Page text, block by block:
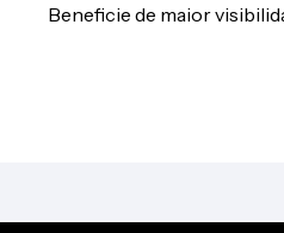
Beneficie de maior